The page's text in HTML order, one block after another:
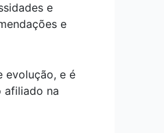
e
e
evolução, e é
afiliado na